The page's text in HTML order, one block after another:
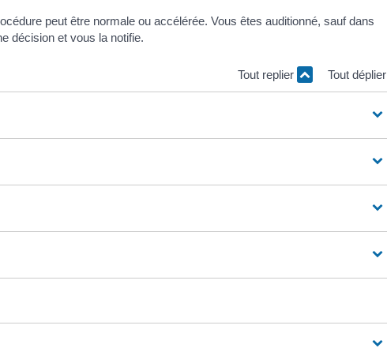
peut être normale ou accélérée. Vous êtes auditionné, sauf dans
décision et vous la notifie.
Tout replier Tout déplier